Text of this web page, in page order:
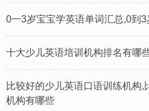
0一3岁宝宝学英语单词汇总,0到
十大少儿英语培训机构排名有哪
比较好的少儿英语口语训练机构,
机构有哪些